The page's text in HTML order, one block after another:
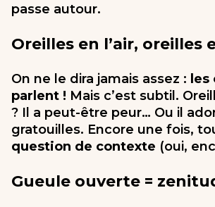
passe autour.
Oreilles en l’air, oreilles
On ne le dira jamais assez : les
parlent ! Mais c’est subtil.
? Il a peut-être peur… Ou il
gratouilles. Encore une fois,
question de contexte (oui,
Gueule ouverte =